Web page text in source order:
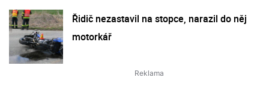
Řidič nezastavil na stopce, narazil do něj
motorkář